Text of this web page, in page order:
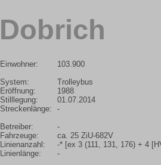
Dobrich
Einwohner:
System:
Eröffnung:
Stilllegung:
Streckenlänge:
Betreiber:
Fahrzeuge:
Linienanzahl:
Linienlänge:
103.900
Trolleybus
1988
01.07.2014
-
-
ca. 25 ZiU-682V
-* [ex 3 (111, 131, 176) + 4
-